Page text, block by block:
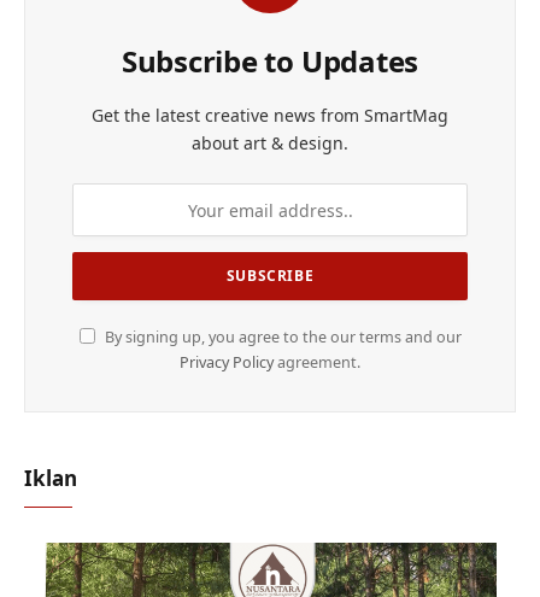
Subscribe to Updates
Get the latest creative news from SmartMag
about art & design.
By signing up, you agree to the our terms and our
Privacy Policyagreement.
Iklan